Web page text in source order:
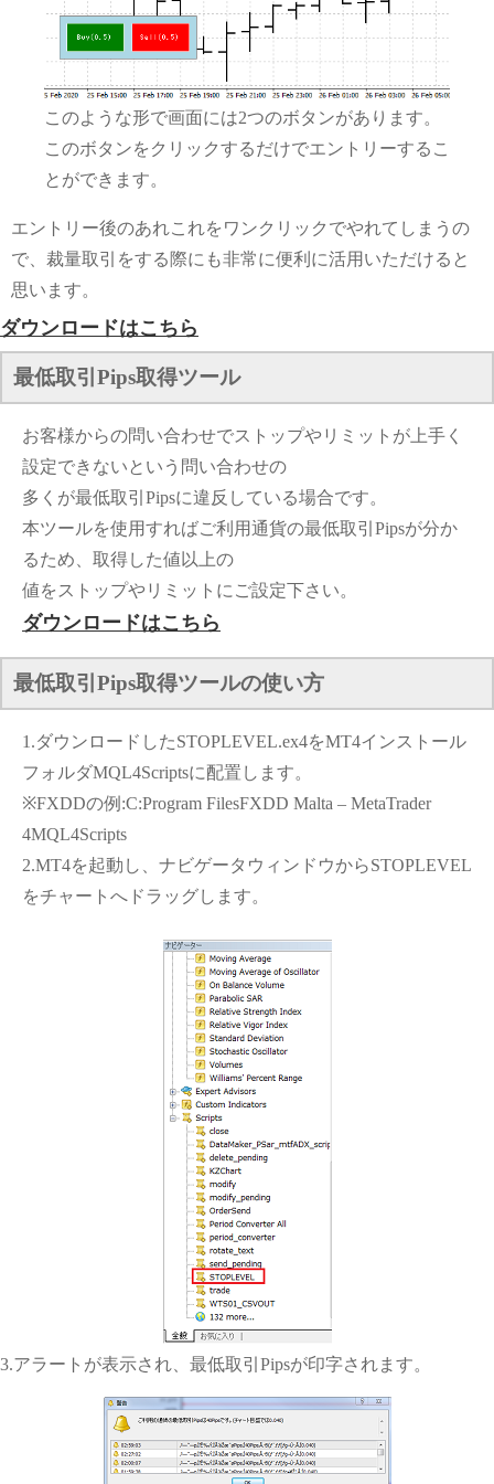
このような形で画面には2つのボタンがあります。
このボタンをクリックするだけでエントリーするこ
とができます。
エントリー後のあれこれをワンクリックでやれてしまうの
で、裁量取引をする際にも非常に便利に活用いただけると
思います。
ダウンロードはこちら
最低取引Pips取得ツール
お客様からの問い合わせでストップやリミットが上手く
設定できないという問い合わせの
多くが最低取引Pipsに違反している場合です。
本ツールを使用すればご利用通貨の最低取引Pipsが分か
るため、取得した値以上の
値をストップやリミットにご設定下さい。
ダウンロードはこちら
最低取引Pips取得ツールの使い方
1.ダウンロードしたSTOPLEVEL.ex4をMT4インストール
フォルダMQL4Scriptsに配置します。
※FXDDの例:C:Program FilesFXDD Malta – MetaTrader
4MQL4Scripts
2.MT4を起動し、ナビゲータウィンドウからSTOPLEVEL
をチャートへドラッグします。
3.アラートが表示され、最低取引Pipsが印字されます。